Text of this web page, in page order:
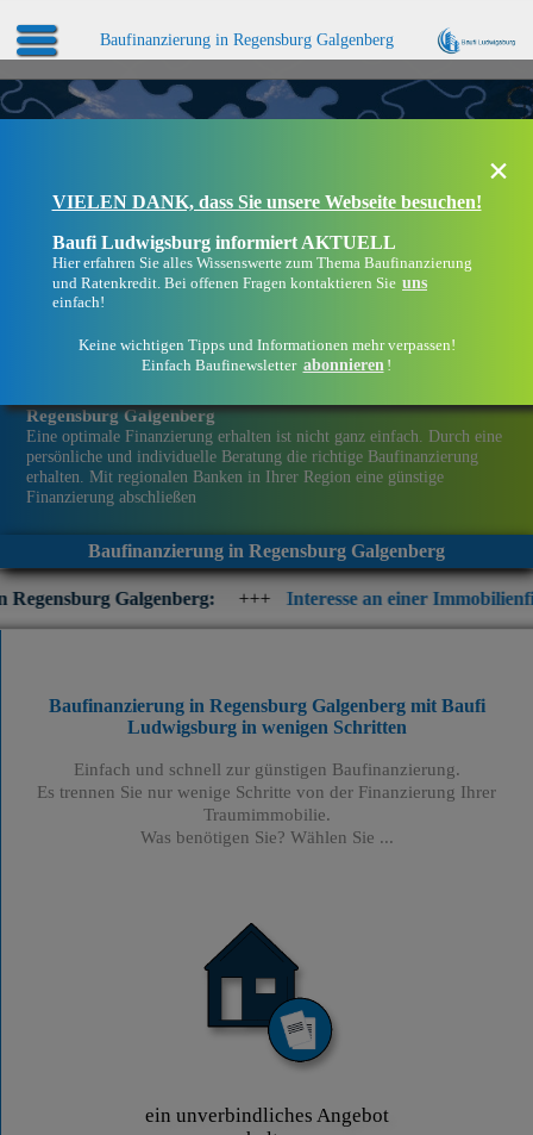
Baufinanzierung in Regensburg Galgenberg
Regensburg Galgenberg
Eine optimale Finanzierung erhalten ist nicht ganz einfach. Durch eine
persönliche und individuelle Beratung die richtige Baufinanzierung
erhalten. Mit regionalen Banken in Ihrer Region eine günstige
Finanzierung abschließen
Baufinanzierung in Regensburg Galgenberg
+++ Interesse an einer Immobilienfinanzierung?
×
VIELEN DANK, dass Sie unsere Webseite besuchen!
Baufi Ludwigsburg informiert AKTUELL
Hier erfahren Sie alles Wissenswerte zum Thema Baufinanzierung
und Ratenkredit. Bei offenen Fragen kontaktieren Sie uns
einfach!
Keine wichtigen Tipps und Informationen mehr verpassen!
Einfach Baufinewsletter abonnieren !
Baufinanzierung in Regensburg Galgenberg mit Baufi
Ludwigsburgin wenigen Schritten
Einfach und schnell zur günstigen Baufinanzierung.
Es trennen Sie nur wenige Schritte von der Finanzierung Ihrer
Traumimmobilie.
Was benötigen Sie? Wählen Sie ...
ein unverbindliches Angebot